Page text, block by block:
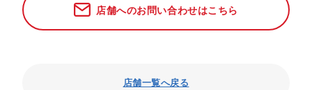
店舗へのお問い合わせはこちら
店舗一覧へ戻る